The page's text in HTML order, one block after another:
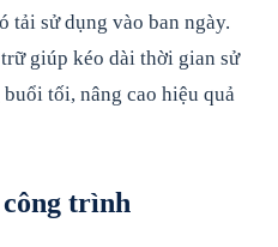
tải sử dụng vào ban ngày.
giúp kéo dài thời gian sử
tối, nâng cao hiệu quả
trình